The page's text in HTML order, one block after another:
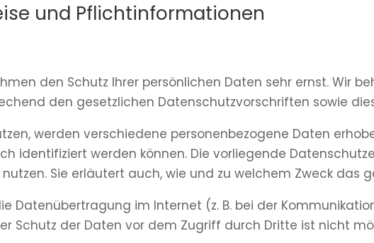
und Pflicht­informationen
den Schutz Ihrer persönlichen Daten sehr ernst. Wir
den gesetzlichen Datenschutzvorschriften sowie
werden verschiedene personenbezogene Daten
identifiziert werden können. Die vorliegende
Sie erläutert auch, wie und zu welchem Zweck das
Datenübertragung im Internet (z. B. bei der
Schutz der Daten vor dem Zugriff durch Dritte ist nicht